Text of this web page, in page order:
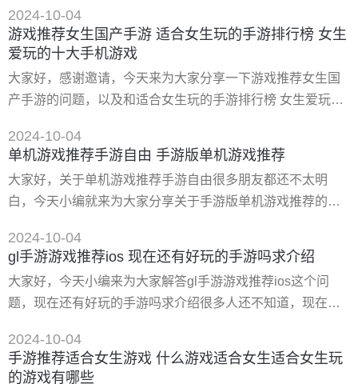
款角色扮演类游戏剧情就很不错今天风林手游给大家带来一
些不一样的**版角色扮演手游，平台上还可以领取优惠券和礼
型无束缚3d幻想mmorpg，打造了一个可上天入海的立体幻想
大世界
2024-10-04
游戏推荐女生国产手游 适合女生玩的手游排行榜 女生
爱玩的十大手机游戏
大家好，感谢邀请，今天来为大家分享一下游戏推荐女生国
产手游的问题，以及和适合女生玩的手游排行榜 女生爱玩的
有关系，因为接下来将为大家分享，希望可以帮助到大家，
解决大家的问题，下面就开始吧！ 一、好玩的女生手机游戏
推荐 女生必玩手游排行榜 玩游戏现在也并不是男生的**，很
多女生也都很乐于玩游戏。另外现在的手游也发展的越来越
2024-10-04
单机游戏推荐手游自由 手游版单机游戏推荐
大家好，关于单机游戏推荐手游自由很多朋友都还不太明
白，今天小编就来为大家分享关于手游版单机游戏推荐的知
是*好玩火爆的可以体验手游版本的单机游戏？玩家可以在这
篇2023*好玩的手游版单机游戏推荐中挑选一个*喜爱的，每
个手游都是大家*喜爱的单机版本，快来一起下载2023*好玩
的手游版单机游戏吧！ 1 帝国时代手游单机版 2 光遇空巢版
2024-10-04
gl手游游戏推荐ios 现在还有好玩的手游吗求介绍
大家好，今天小编来为大家解答gl手游游戏推荐ios这个问
题，现在还有好玩的手游吗求介绍很多人还不知道，现在让
引擎是在图形接口（api）的基础上运行的。 如果把图形接口
比作英文单词库，那游戏引擎就是金山词霸和有道词典。 所
2024-10-04
手游推荐适合女生游戏 什么游戏适合女生适合女生玩
的游戏有哪些